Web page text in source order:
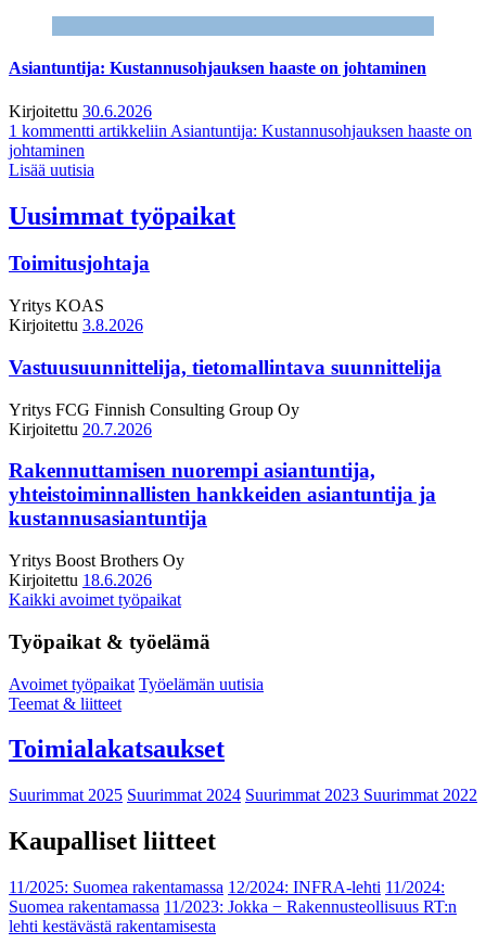
Asiantuntija: Kustannusohjauksen haaste on johtaminen
Kirjoitettu 30.6.2026
1 kommentti artikkeliin Asiantuntija: Kustannusohjauksen haaste on
johtaminen
Lisää uutisia
Uusimmat työpaikat
Toimitusjohtaja
Yritys KOAS
Kirjoitettu 3.8.2026
Vastuusuunnittelija, tietomallintava suunnittelija
Yritys FCG Finnish Consulting Group Oy
Kirjoitettu 20.7.2026
Rakennuttamisen nuorempi asiantuntija,
yhteistoiminnallisten hankkeiden asiantuntija ja
kustannusasiantuntija
Yritys Boost Brothers Oy
Kirjoitettu 18.6.2026
Kaikki avoimet työpaikat
Työpaikat & työelämä
Avoimet työpaikat Työelämän uutisia
Teemat & liitteet
Toimialakatsaukset
Suurimmat 2025 Suurimmat 2024 Suurimmat 2023 Suurimmat 2022
Kaupalliset liitteet
11/2025: Suomea rakentamassa 12/2024: INFRA-lehti 11/2024:
Suomea rakentamassa 11/2023: Jokka − Rakennusteollisuus RT:n
lehti kestävästä rakentamisesta